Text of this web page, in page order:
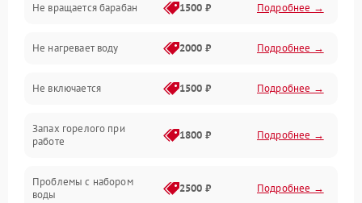
Слив
Программное обеспечение
Не вращается барабан 1500 ₽ Подробнее →
Не нагревает воду 2000 ₽ Подробнее →
Не включается 1500 ₽ Подробнее →
Запах горелого при
работе
1800 ₽ Подробнее →
Проблемы с набором
воды
2500 ₽ Подробнее →